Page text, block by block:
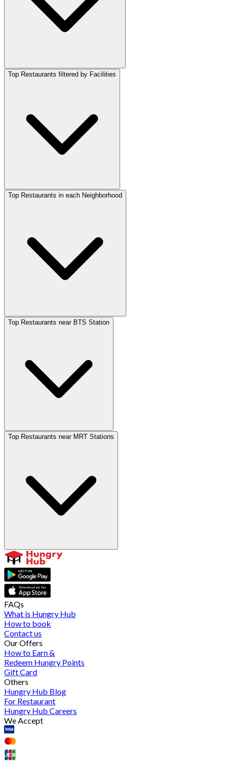
Top Restaurants filtered by Facilities
Top Restaurants in each Neighborhood
Top Restaurants near BTS Station
Top Restaurants near MRT Stations
FAQs
What is Hungry Hub
How to book
Contact us
Our Offers
How to Earn &
Redeem Hungry Points
Gift Card
Others
Hungry Hub Blog
For Restaurant
Hungry Hub Careers
We Accept